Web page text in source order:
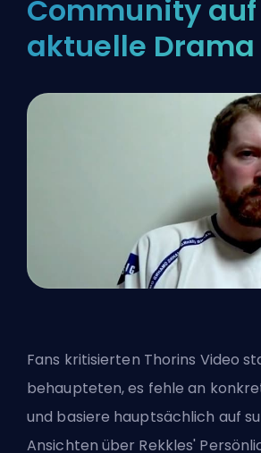
Community
aktuelle Drama
Fans kritisierten Thorins Video
behaupteten, es fehle an
und basiere hauptsächlich auf
Ansichten über Rekkles'